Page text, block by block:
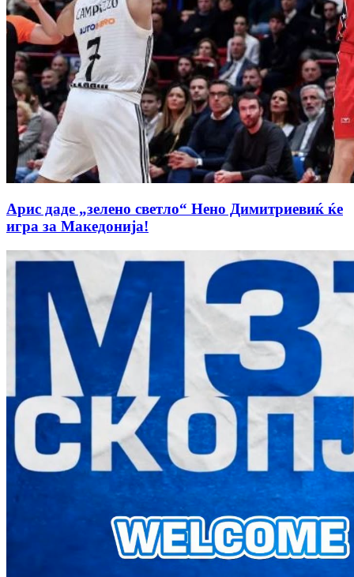
Арис даде „зелено светло“ Нено Димитриевиќ ќе
игра за Македонија!